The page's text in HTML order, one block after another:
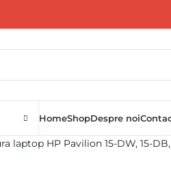
HomeShopDespre noi
Click pentru a mări